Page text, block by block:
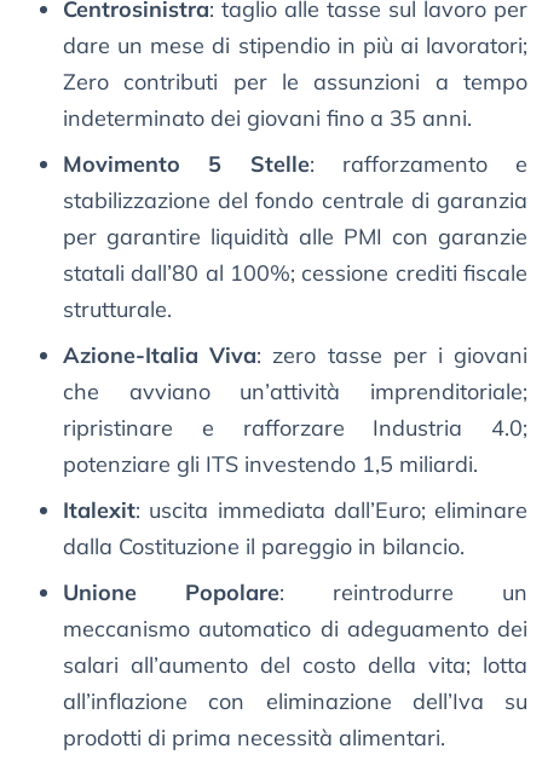
Centrosinistra: taglio alle tasse sul lavoro per
dare un mese di stipendio in più ai lavoratori;
Zero contributi per le assunzioni a tempo
indeterminato dei giovani fino a 35 anni.
Movimento 5 Stelle: rafforzamento e
stabilizzazione del fondo centrale di garanzia
per garantire liquidità alle PMI con garanzie
statali dall’80 al 100%; cessione crediti fiscale
strutturale.
Azione-Italia Viva: zero tasse per i giovani
che avviano un’attività imprenditoriale;
ripristinare e rafforzare Industria 4.0;
potenziare gli ITS investendo 1,5 miliardi.
Italexit: uscita immediata dall’Euro; eliminare
dalla Costituzione il pareggio in bilancio.
Unione Popolare: reintrodurre un
meccanismo automatico di adeguamento dei
salari all’aumento del costo della vita; lotta
all’inflazione con eliminazione dell’Iva su
prodotti di prima necessità alimentari.